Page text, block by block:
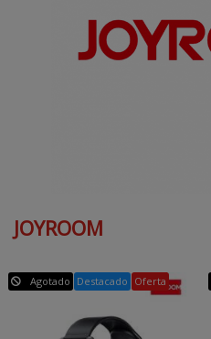
JOYROOM
Agotado Destacado Oferta